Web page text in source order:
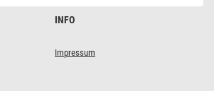
INFO
Impressum